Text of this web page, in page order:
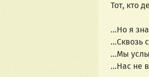
Тот, кто
...Но я
...Сквозь
...Мы
...Нас не